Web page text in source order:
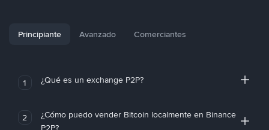
Principiante Avanzado Comerciantes
1 ¿Qué es un exchange P2P?
2
¿Cómo puedo vender Bitcoin localmente en Binance
P2P?